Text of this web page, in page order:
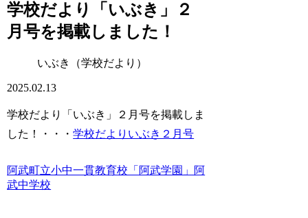
学校だより「いぶき」２
月号を掲載しました！
いぶき（学校だより）
2025.02.13
学校だより「いぶき」２月号を掲載しま
した！・・・学校だよりいぶき２月号
阿武町立小中一貫教育校「阿武学園」阿
武中学校